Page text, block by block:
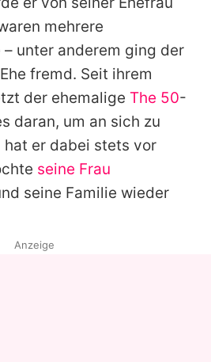
mehrere
unter anderem ging der
fremd. Seit ihrem
der ehemalige The 50-
daran, um an sich zu
hat er dabei stets vor
seine Frau
seine Familie wieder
Anzeige